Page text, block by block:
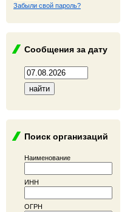
Забыли свой пароль?
Сообщения за дату
Поиск организаций
Наименование
ИНН
ОГРН